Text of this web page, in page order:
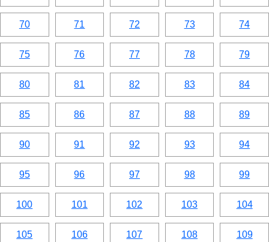
70 71 72 73 74
75 76 77 78 79
80 81 82 83 84
85 86 87 88 89
90 91 92 93 94
95 96 97 98 99
100 101 102 103 104
105 106 107 108 109